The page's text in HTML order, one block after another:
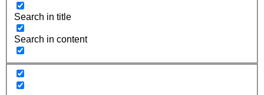
Search in title
Search in content